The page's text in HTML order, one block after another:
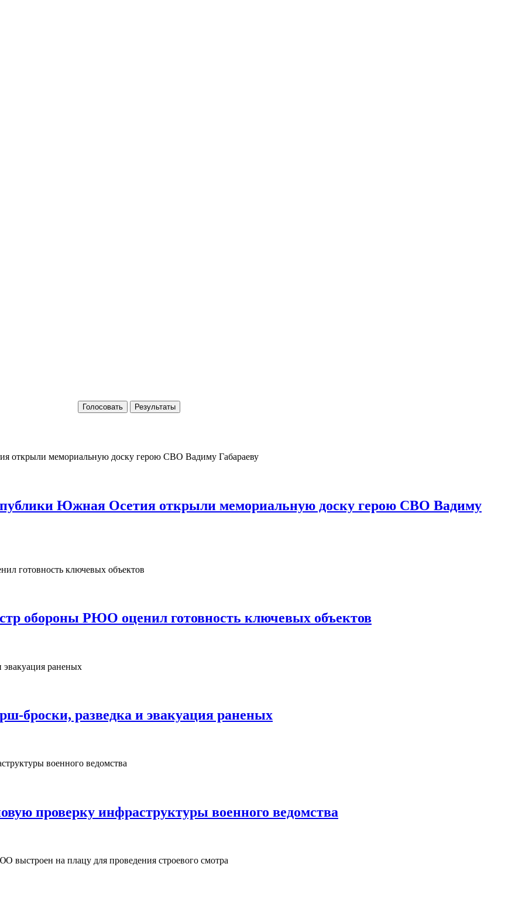
Голосовать Результаты
Южная Осетия открыли мемориальную доску герою СВО Вадиму
обороны РЮО оценил готовность ключевых объектов
разведка и эвакуация раненых
проверку инфраструктуры военного ведомства